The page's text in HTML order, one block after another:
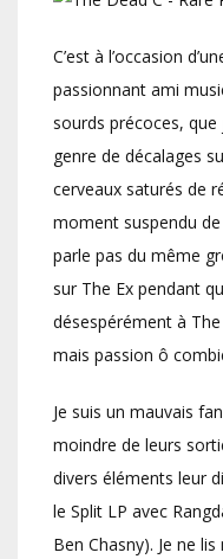
C’est à l’occasion
passionnant ami
sourds précoces,
genre de décalages
cerveaux saturés de
moment suspendu
parle pas du même
sur The Ex pendant
désespérément à
mais passion ô
Je suis un mauvais
moindre de leurs
divers éléments leur
le Split LP avec
Ben Chasny). Je ne